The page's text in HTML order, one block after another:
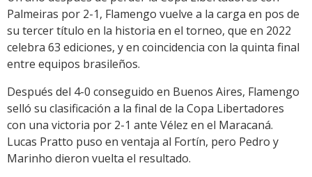
Palmeiras por 2-1, Flamengo vuelve a la carga en pos de
su tercer título en la historia en el torneo, que en 2022
celebra 63 ediciones, y en coincidencia con la quinta final
entre equipos brasileños.
Después del 4-0 conseguido en Buenos Aires, Flamengo
selló su clasificación a la final de la Copa Libertadores
con una victoria por 2-1 ante Vélez en el Maracaná.
Lucas Pratto puso en ventaja al Fortín, pero Pedro y
Marinho dieron vuelta el resultado.